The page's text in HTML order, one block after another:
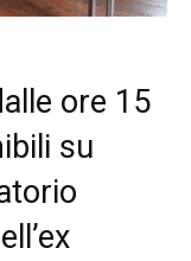
ore 15
su